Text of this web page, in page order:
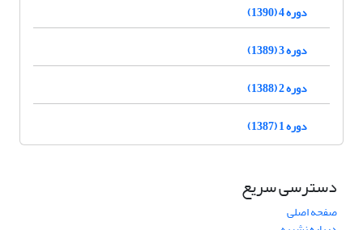
دوره 4 (1390)
دوره 3 (1389)
دوره 2 (1388)
دوره 1 (1387)
دسترسی سریع
صفحه اصلی